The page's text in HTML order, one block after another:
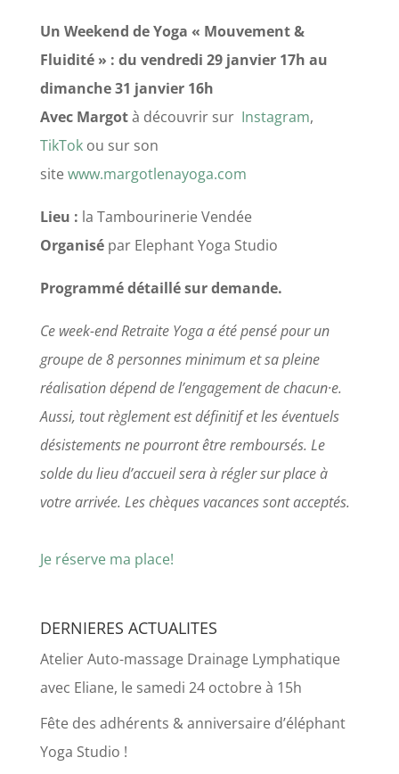
Un Weekend de Yoga « Mouvement &
Fluidité » : du vendredi 29 janvier 17h au
dimanche 31 janvier 16h
Avec Margotà découvrir sur Instagram,
TikTokou sur son
sitewww.margotlenayoga.com
Lieu : la Tambourinerie Vendée
Organisépar Elephant Yoga Studio
Programmé détaillé sur demande.
Ce week-end Retraite Yoga a été pensé pour un
groupe de 8 personnes minimum et sa pleine
réalisation dépend de l’engagement de chacun·e.
Aussi, tout règlement est définitif et les éventuels
désistements ne pourront être remboursés. Le
solde du lieu d’accueil sera à régler sur place à
votre arrivée. Les chèques vacances sont acceptés.
Je réserve ma place!
DERNIERES ACTUALITES
Atelier Auto-massage Drainage Lymphatique
avec Eliane, le samedi 24 octobre à 15h
Fête des adhérents & anniversaire d’éléphant
Yoga Studio !